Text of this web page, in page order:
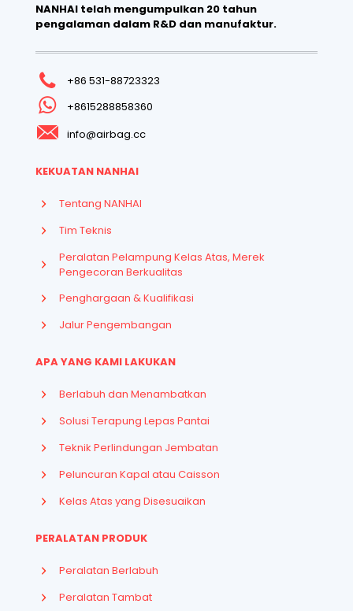
NANHAI telah mengumpulkan 20 tahun
pengalaman dalam R&D dan manufaktur.
+86 531-88723323
+8615288858360
info@airbag.cc
KEKUATAN NANHAI
Tentang NANHAI
Tim Teknis
Peralatan Pelampung Kelas Atas, Merek
Pengecoran Berkualitas
Penghargaan & Kualifikasi
Jalur Pengembangan
APA YANG KAMI LAKUKAN
Berlabuh dan Menambatkan
Solusi Terapung Lepas Pantai
Teknik Perlindungan Jembatan
Peluncuran Kapal atau Caisson
Kelas Atas yang Disesuaikan
PERALATAN PRODUK
Peralatan Berlabuh
Peralatan Tambat